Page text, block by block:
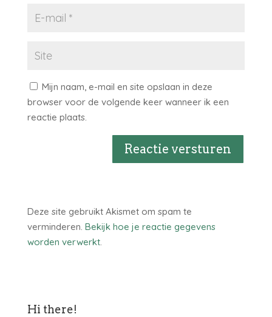
Mijn naam, e-mail en site opslaan in deze
browser voor de volgende keer wanneer ik een
reactie plaats.
Reactie versturen
Deze site gebruikt Akismet om spam te
verminderen. Bekijk hoe je reactie gegevens
worden verwerkt.
Hi there!